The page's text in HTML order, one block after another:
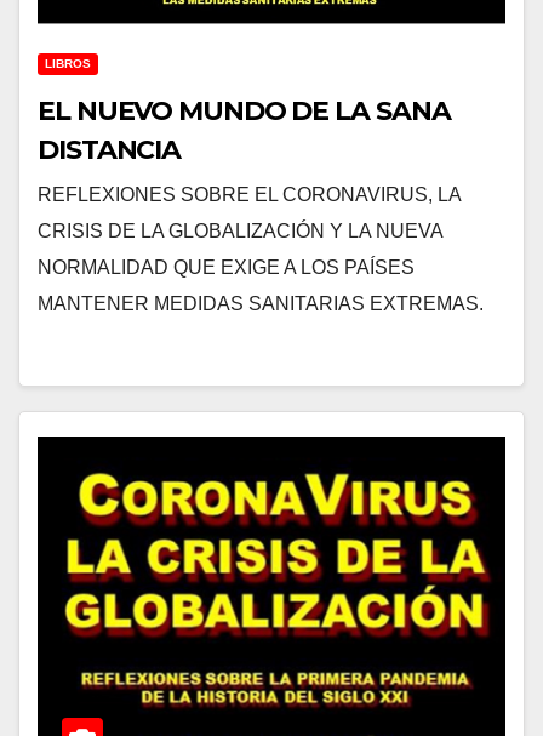
LIBROS
EL NUEVO MUNDO DE LA SANA
DISTANCIA
REFLEXIONES SOBRE EL CORONAVIRUS, LA
CRISIS DE LA GLOBALIZACIÓN Y LA NUEVA
NORMALIDAD QUE EXIGE A LOS PAÍSES
MANTENER MEDIDAS SANITARIAS EXTREMAS.